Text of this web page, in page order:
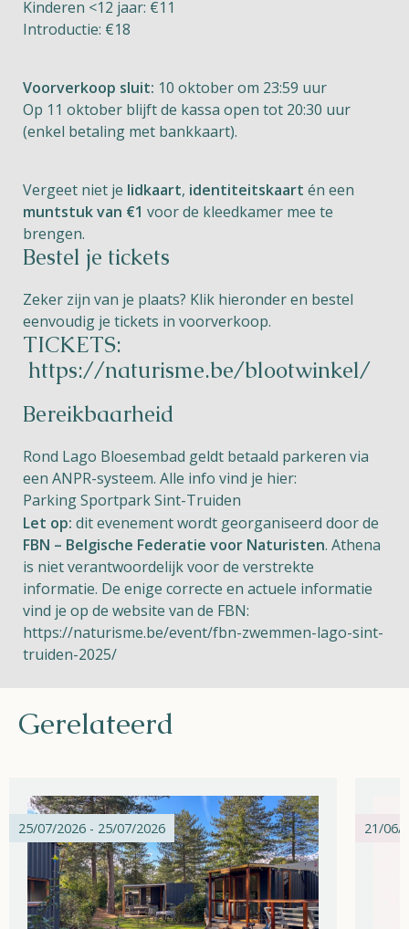
Kinderen <12 jaar: €11
Introductie: €18
Voorverkoop sluit: 10 oktober om 23:59 uur
Op 11 oktober blijft de kassa open tot 20:30 uur
(enkel betaling met bankkaart).
Vergeet niet je lidkaart, identiteitskaart én een
muntstuk van €1 voor de kleedkamer mee te
brengen.
Bestel je tickets
Zeker zijn van je plaats? Klik hieronder en bestel
eenvoudig je tickets in voorverkoop.
TICKETS:
https://naturisme.be/blootwinkel/
Bereikbaarheid
Rond Lago Bloesembad geldt betaald parkeren via
een ANPR-systeem. Alle info vind je hier:
Parking Sportpark Sint-Truiden
Let op: dit evenement wordt georganiseerd door de
FBN – Belgische Federatie voor Naturisten. Athena
is niet verantwoordelijk voor de verstrekte
informatie. De enige correcte en actuele informatie
vind je op de website van de FBN:
https://naturisme.be/event/fbn-zwemmen-lago-sint-
truiden-2025/
Gerelateerd
25/07/2026 - 25/07/2026 21/06/